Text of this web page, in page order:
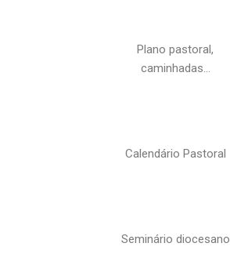
Plano pastoral,
caminhadas…
Calendário Pastoral
Seminário diocesano